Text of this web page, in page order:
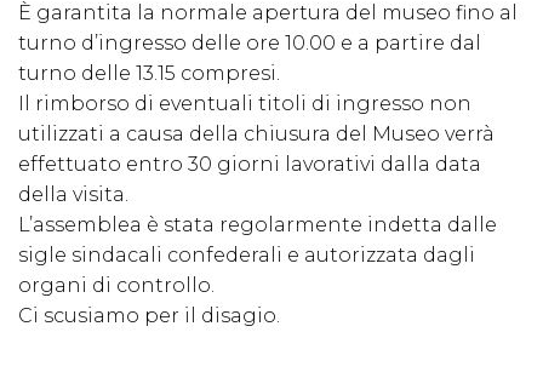
È garantita la normale apertura del museo fino al
turno d’ingresso delle ore 10.00 e a partire dal
turno delle 13.15 compresi.
Il rimborso di eventuali titoli di ingresso non
utilizzati a causa della chiusura del Museo verrà
effettuato entro 30 giorni lavorativi dalla data
della visita.
L’assemblea è stata regolarmente indetta dalle
sigle sindacali confederali e autorizzata dagli
organi di controllo.
Ci scusiamo per il disagio.